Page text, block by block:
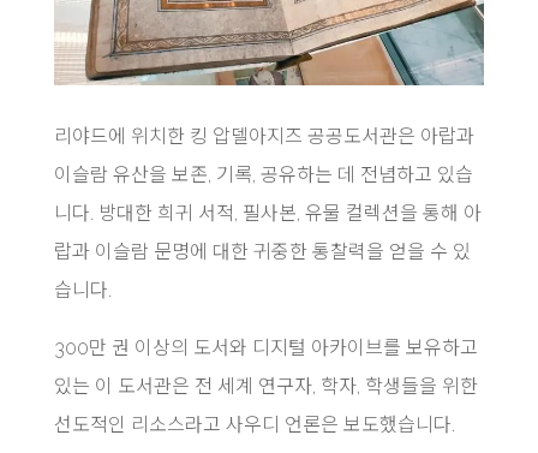
리야드에 위치한 킹 압델아지즈 공공도서관은 아랍과
이슬람 유산을 보존, 기록, 공유하는 데 전념하고 있습
니다. 방대한 희귀 서적, 필사본, 유물 컬렉션을 통해 아
랍과 이슬람 문명에 대한 귀중한 통찰력을 얻을 수 있
습니다.
300만 권 이상의 도서와 디지털 아카이브를 보유하고
있는 이 도서관은 전 세계 연구자, 학자, 학생들을 위한
선도적인 리소스라고 사우디 언론은 보도했습니다.